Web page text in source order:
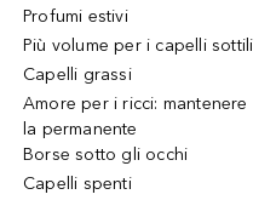
Profumi estivi
Più volume per i capelli sottili
Capelli grassi
Amore per i ricci: mantenere
la permanente
Borse sotto gli occhi
Capelli spenti